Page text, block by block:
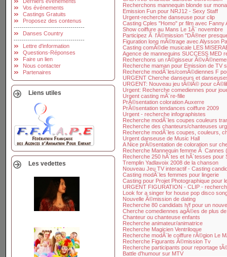
Vos événements
Castings Gratuits
Proposez des contenus
-----------------------------------
Danses Country
-----------------------------------
Lettre d'information
Questions-Réponses
Faire un lien
Nous contacter
Partenaires
Liens utiles
Les vedettes
Recherchons mannequin blonde sur
Emission Fun pour NRJ12 - Sexy Staff
Urgent-recherche danseuse pour clip
Casting Cples "Homo" pr film avec Fanny
Show coiffure au Mans Le 1Ã¨ novembre
Participez Ã l'Ã©mission "DÃ®ner
Figuration long mÃ©trage avec Alysson
Casting comÃ©die musicale LES
Agence de mannequins SUCCESS MED
Recherchons un rÃ©gisseur
Recherche maman pour Emission de TV
Recherche modÃ¨les/comÃ©diennes F
URGENT Cherche danseurs et
URGENT: Nouveau jeu tÃ©lÃ© pour
Urgent: Recherche comediennes pour
Urgent casting mÃ¨re-fille
PrÃ©sentation coloration Auxerre
PrÃ©sentation tendances coiffure 2009
Urgent - recherche infographistes
Recherche modÃ¨les coupes couleurs
Recherche des chanteurs/chanteuses
Recherche modÃ¨les coupes, couleurs,
Urgent danseuse de Music Hall
A Nice prÃ©sentation de coloration sur
Recherche Mannequin femme Ã Cannes
Recherche 250 hÃ´tes et hÃ´tesses pour
Tremplin Yadlavoix 2008 de la chanson
Nouveau Jeu TV interactif - Casting
Casting modÃ¨les femmes pour lingerie
Casting pour Projet Photographique pour
URGENT FIGURATION - CLIP -
Look for a singer for house pop disco
Nouvelle Ã©mission de dating
Recherche 80 candidats h/f pour un
Cherche comediennes agÃ©es de plus
Chanteur ou chanteuse enfants
Recherche animateur/animatrice
Recherche Magicien Ventriloque
Recherche modÃ¨le coiffure rÃ©gion Le
Recherche Figurants Ã©mission Tv
Recherche participants pour reportage
Battle d'humour sur MTV